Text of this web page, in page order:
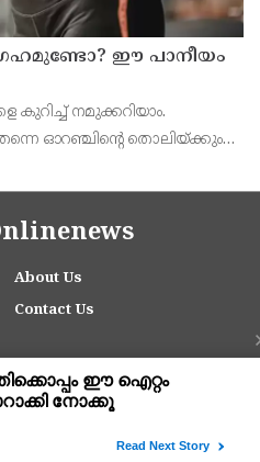
ഈ പാനീയം
നമുക്കറിയാം.
ഓറഞ്ചിന്റെ തൊലിയ്ക്കും
തൊലി ഉപയോഗ
About Us
Contact Us